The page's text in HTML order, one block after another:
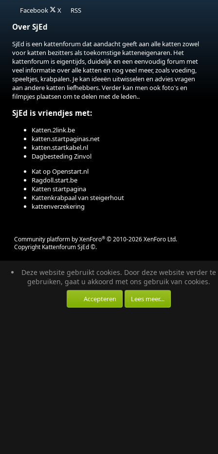
Facebook X RSS
Over SjEd
SjEd is een kattenforum dat aandacht geeft aan alle katten zowel
voor katten bezitters als toekomstige katteneigenaren. Het
kattenforum is eigentijds, duidelijk en een eenvoudig forum met
veel informatie over alle katten en nog veel meer, zoals voeding,
speeltjes, krabpalen. Je kan ideeën uitwisselen en advies vragen
aan andere katten liefhebbers. Verder kan men ook foto's en
filmpjes plaatsen om te delen met de leden..
SjEd is vriendjes met:
Katten.2link.be
katten.startpaginas.net
katten.startkabel.nl
Dagbesteding Zinvol
Kat op Openstart.nl
Ragdoll.start.be
Katten startpagina
Kattenkrabpaal van steigerhout
kattenverzekering
Community platform by XenForo® © 2010-2026 XenForo Ltd.
Copyright Kattenforum SjEd ©.
Deze website gebruikt cookies. Door deze website verder te
gebruiken, gaat u akkoord met ons gebruik van cookies.
Accepteren Lees meer…